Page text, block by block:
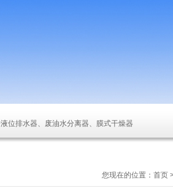
位排水器、废油水分离器、膜式干燥器
您现在的位置： 首页